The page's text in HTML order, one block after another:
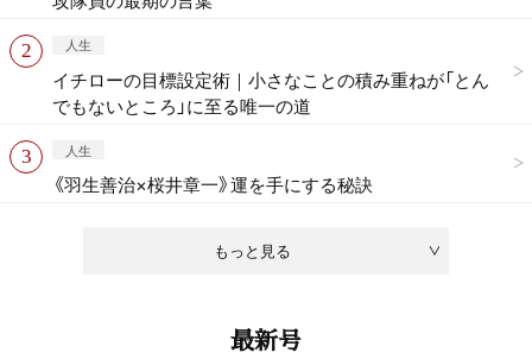
もっと見る
人生
イチローの目標設定術｜小さなことの積み重ねが「とん
でもないところ」に至る唯一の道
人生
《羽生善治×桜井章一》運を手にする秘訣
最新号